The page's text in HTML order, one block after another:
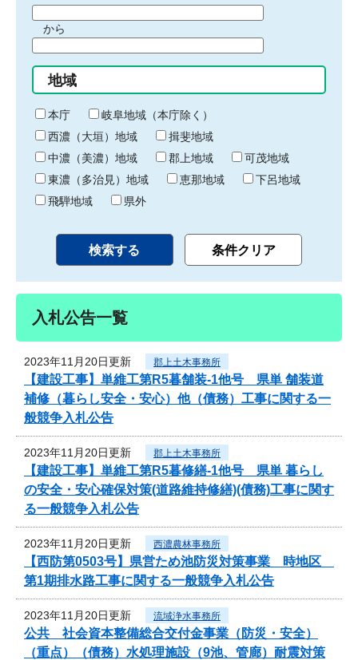
間
始
り
から
間
終
わ
り
地域
本庁
岐阜地域（本庁除く）
西濃（大垣）地域
揖斐地域
中濃（美濃）地域
郡上地域
可茂地域
東濃（多治見）地域
恵那地域
下呂地域
飛騨地域
県外
入札公告一覧
2023年11月20日更新 郡上土木事務所
【建設工事】単維工第R5暮舗装-1他号 県単 舗装道
補修（暮らし安全・安心）他（債務）工事に関する一
般競争入札公告
2023年11月20日更新 郡上土木事務所
【建設工事】単維工第R5暮修繕-1他号 県単 暮らし
の安全・安心確保対策(道路維持修繕)(債務)工事に関す
る一般競争入札公告
2023年11月20日更新 西濃農林事務所
【西防第0503号】県営ため池防災対策事業 時地区
第1期排水路工事に関する一般競争入札公告
2023年11月20日更新 流域浄水事務所
公共 社会資本整備総合交付金事業（防災・安全）
（重点）（債務）水処理施設（9池、管廊）耐震対策